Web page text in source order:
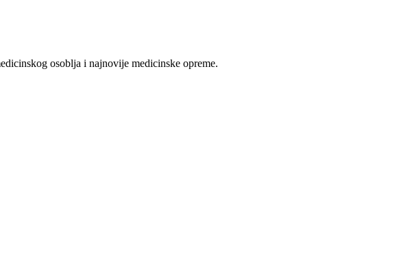
osoblja i najnovije medicinske opreme.